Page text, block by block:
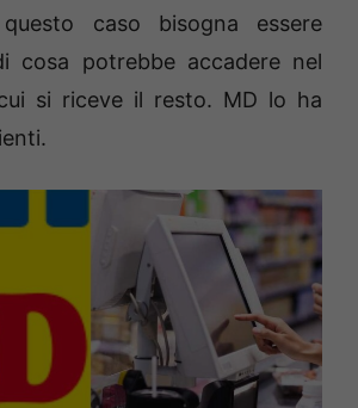
caso bisogna essere
cosa potrebbe accadere nel
si riceve il resto. MD lo ha